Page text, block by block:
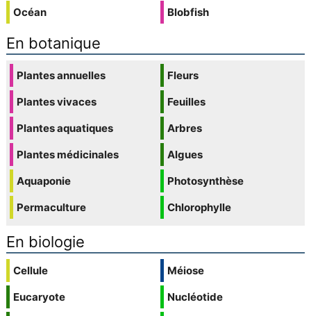
Océan
Blobfish
En botanique
Plantes annuelles
Plantes vivaces
Plantes aquatiques
Plantes médicinales
Aquaponie
Permaculture
Fleurs
Feuilles
Arbres
Algues
Photosynthèse
Chlorophylle
En biologie
Cellule
Eucaryote
Méiose
Nucléotide